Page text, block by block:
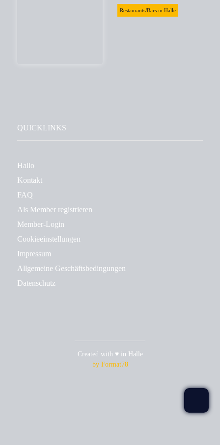
Restaurants/Bars in Halle
QUICKLINKS
Hallo
Kontakt
FAQ
Als Member registrieren
Member-Login
Cookieeinstellungen
Impressum
Allgemeine Geschäftsbedingungen
Datenschutz
Created with ♥ in Halle
by Format78